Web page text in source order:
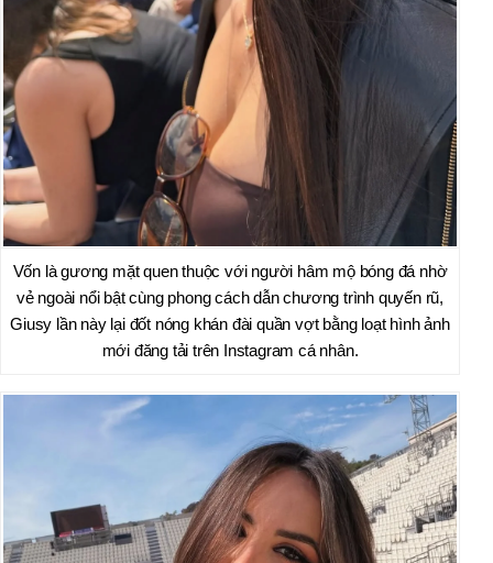
Vốn là gương mặt quen thuộc với người hâm mộ bóng đá nhờ
vẻ ngoài nổi bật cùng phong cách dẫn chương trình quyến rũ,
Giusy lần này lại đốt nóng khán đài quần vợt bằng loạt hình ảnh
mới đăng tải trên Instagram cá nhân.